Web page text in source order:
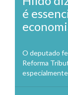
é
O deputado
Reforma